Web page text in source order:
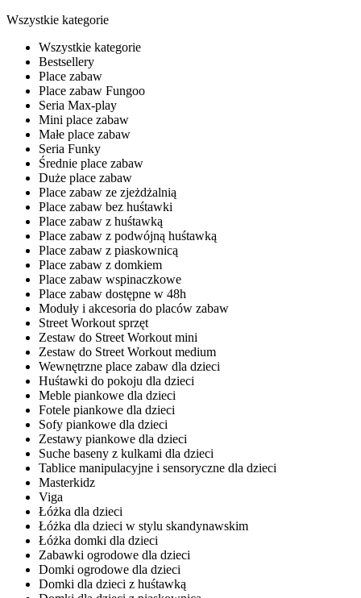
Wszystkie kategorie
Wszystkie kategorie
Bestsellery
Place zabaw
Place zabaw Fungoo
Seria Max-play
Mini place zabaw
Małe place zabaw
Seria Funky
Średnie place zabaw
Duże place zabaw
Place zabaw ze zjeżdżalnią
Place zabaw bez huśtawki
Place zabaw z huśtawką
Place zabaw z podwójną huśtawką
Place zabaw z piaskownicą
Place zabaw z domkiem
Place zabaw wspinaczkowe
Place zabaw dostępne w 48h
Moduły i akcesoria do placów zabaw
Street Workout sprzęt
Zestaw do Street Workout mini
Zestaw do Street Workout medium
Wewnętrzne place zabaw dla dzieci
Huśtawki do pokoju dla dzieci
Meble piankowe dla dzieci
Fotele piankowe dla dzieci
Sofy piankowe dla dzieci
Zestawy piankowe dla dzieci
Suche baseny z kulkami dla dzieci
Tablice manipulacyjne i sensoryczne dla dzieci
Masterkidz
Viga
Łóżka dla dzieci
Łóżka dla dzieci w stylu skandynawskim
Łóżka domki dla dzieci
Zabawki ogrodowe dla dzieci
Domki ogrodowe dla dzieci
Domki dla dzieci z huśtawką